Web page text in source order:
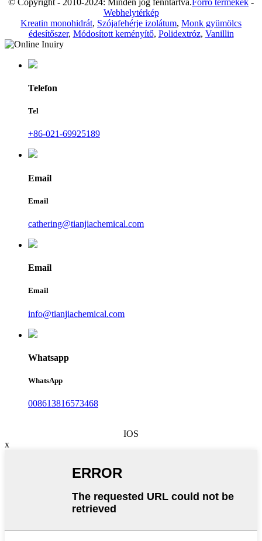
Webhelytérkép
Kreatin monohidrát, Szójafehérje izolátum, Monk gyümölcs
édesítőszer, Módosított keményítő, Polidextróz, Vanillin
Telefon
Tel
+86-021-69925189
Email
Email
cathering@tianjiachemical.com
Email
Email
info@tianjiachemical.com
Whatsapp
WhatsApp
008613816573468
IOS
x